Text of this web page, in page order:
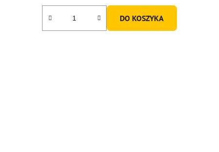
DO KOSZYKA